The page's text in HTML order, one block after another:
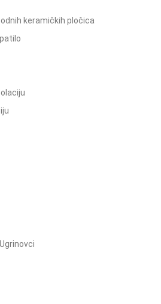
keramičkih pločica